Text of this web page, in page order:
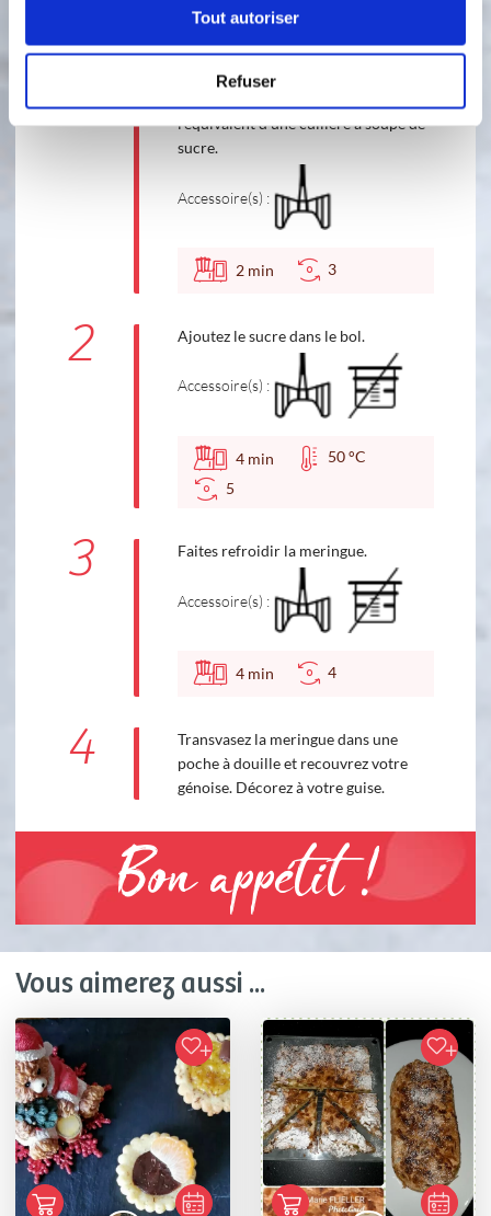
Tout autoriser
Refuser
Placez le fouet sur les lames. Versez
l'équivalent d'une cuillère à soupe de
sucre.
Accessoire(s) :
2 min 3
2 Ajoutez le sucre dans le bol.
Accessoire(s) :
4 min
50 °C
5
3 Faites refroidir la meringue.
Accessoire(s) :
4 min 4
4
Transvasez la meringue dans une
poche à douille et recouvrez votre
génoise. Décorez à votre guise.
Bon appétit !
Vous aimerez aussi ...